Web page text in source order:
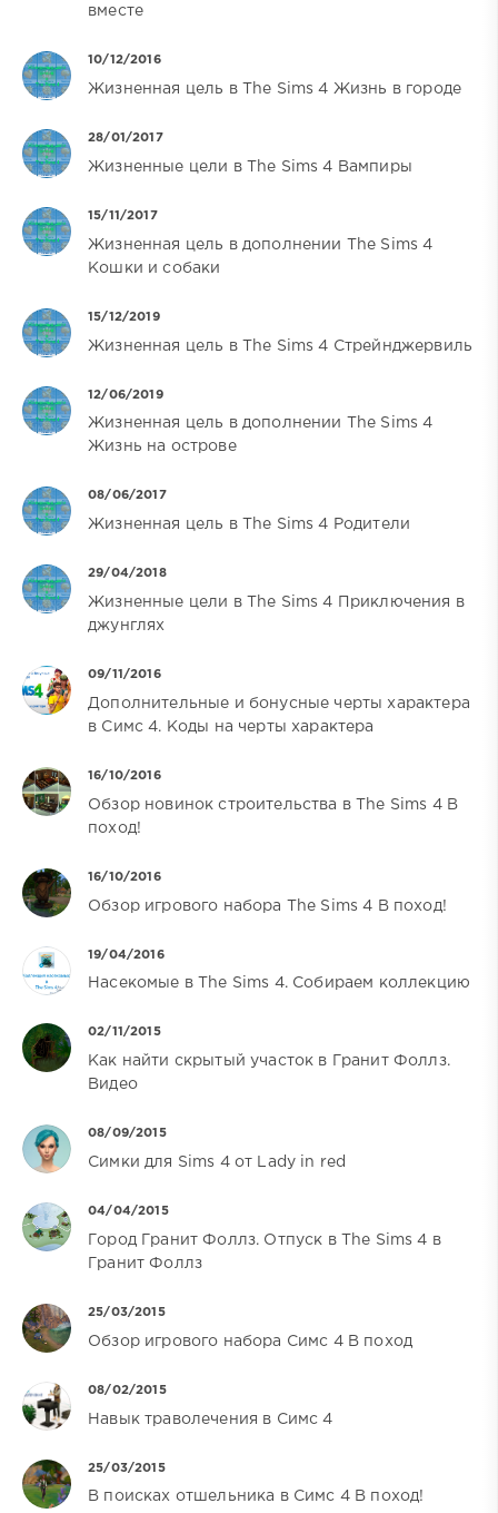
вместе
10/12/2016
Жизненная цель в The Sims 4 Жизнь в городе
28/01/2017
Жизненные цели в The Sims 4 Вампиры
15/11/2017
Жизненная цель в дополнении The Sims 4
Кошки и собаки
15/12/2019
Жизненная цель в The Sims 4 Стрейнджервиль
12/06/2019
Жизненная цель в дополнении The Sims 4
Жизнь на острове
08/06/2017
Жизненная цель в The Sims 4 Родители
29/04/2018
Жизненные цели в The Sims 4 Приключения в
джунглях
09/11/2016
Дополнительные и бонусные черты характера
в Симс 4. Коды на черты характера
16/10/2016
Обзор новинок строительства в The Sims 4 В
поход!
16/10/2016
Обзор игрового набора The Sims 4 В поход!
19/04/2016
Насекомые в The Sims 4. Собираем коллекцию
02/11/2015
Как найти скрытый участок в Гранит Фоллз.
Видео
08/09/2015
Симки для Sims 4 от Lady in red
04/04/2015
Город Гранит Фоллз. Отпуск в The Sims 4 в
Гранит Фоллз
25/03/2015
Обзор игрового набора Симс 4 В поход
08/02/2015
Навык траволечения в Симс 4
25/03/2015
В поисках отшельника в Симс 4 В поход!